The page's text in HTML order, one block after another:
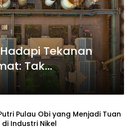
Tekanan
Tak
Cuan Besar
Pulau Obi yang Menjadi Tuan
di Industri Nikel